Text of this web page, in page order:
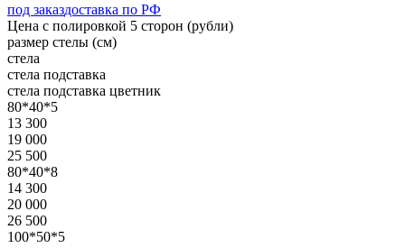
под заказдоставка по РФ
Цена с полировкой 5 сторон (рубли)
размер стелы (см)
стела
стела подставка
стела подставка цветник
80*40*5
13 300
19 000
25 500
80*40*8
14 300
20 000
26 500
100*50*5